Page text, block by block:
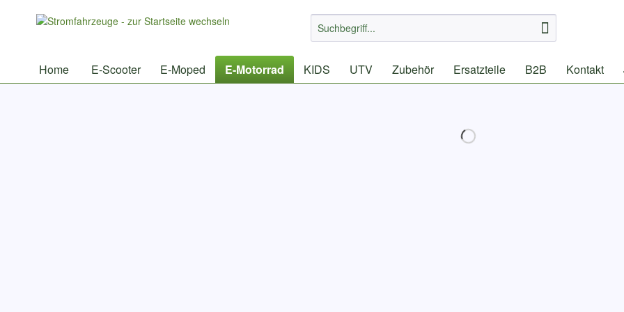
Home E-Scooter E-Moped E-Motorrad KIDS UTV Zubehör Ersatzteile B2B Kontakt